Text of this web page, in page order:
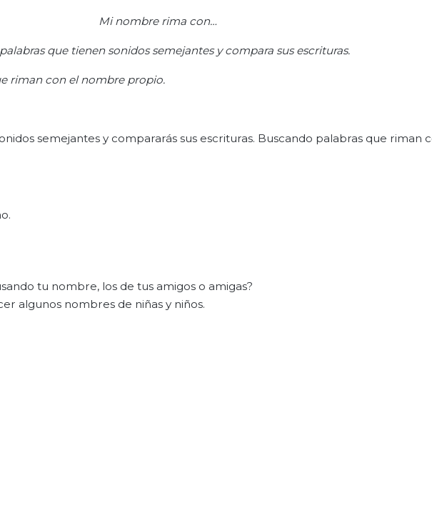
Mi nombre rima con…
que tienen sonidos semejantes y compara sus escrituras.
riman con el nombre propio.
semejantes y compararás sus escrituras. Buscando palabras que riman
tu nombre, los de tus amigos o amigas?
algunos nombres de niñas y niños.